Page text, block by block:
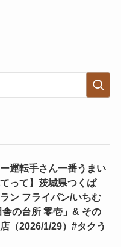
ー運転手さん一番うまい
って】茨城県つくば
ラン フライパン/いちむ
舎の台所 零壱」& その
（2026/1/29）#タクう